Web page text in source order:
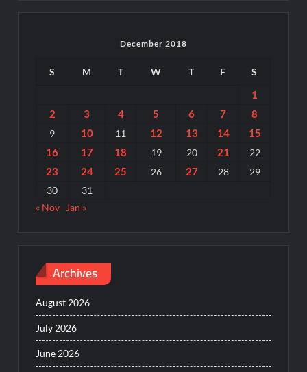
December 2018
S M T W T F S
1
2
3 4 5 6 7 8
9 10 11 12 13 14
15
16
17 18 19 20 21 22
23 24 25 26 27 28
29
30
31
« Nov
Jan »
Archives
August 2026
July 2026
June 2026